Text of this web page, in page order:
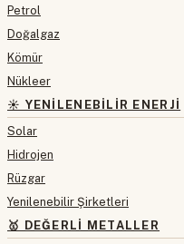
Petrol
Doğalgaz
Kömür
Nükleer
☀️ YENILENEBILIR ENERJI
Solar
Hidrojen
Rüzgar
Yenilenebilir Şirketleri
🥇 DEĞERLI METALLER